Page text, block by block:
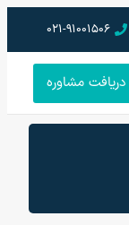
021-91001506
دریافت مشاوره